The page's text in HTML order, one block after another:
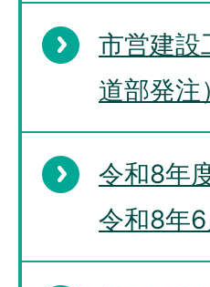
市営建設
道部発注）
令和8年
令和8年